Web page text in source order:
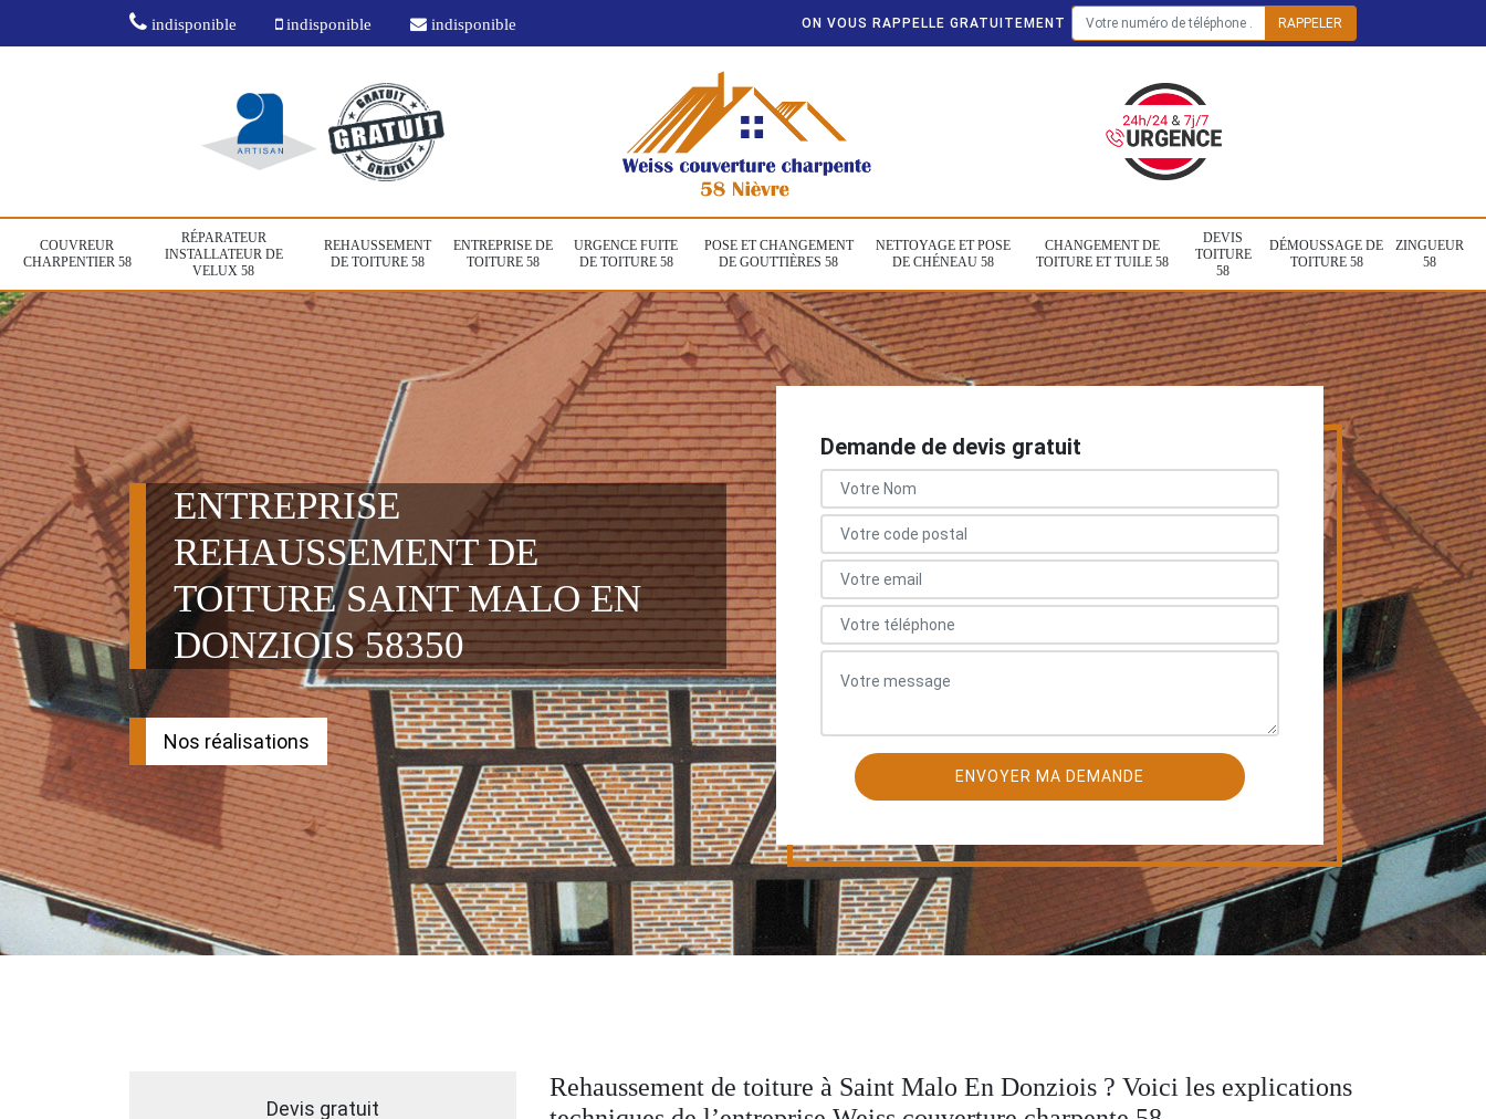
indisponible indisponible indisponible ON VOUS RAPPELLE GRATUITEMENT
COUVREUR
CHARPENTIER 58
RÉPARATEUR
INSTALLATEUR DE
VELUX 58
REHAUSSEMENT
DE TOITURE 58
ENTREPRISE DE
TOITURE 58
URGENCE FUITE
DE TOITURE 58
POSE ET CHANGEMENT
DE GOUTTIÈRES 58
NETTOYAGE ET POSE
DE CHÉNEAU 58
CHANGEMENT DE
TOITURE ET TUILE 58
DEVIS
TOITURE
58
DÉMOUSSAGE DE
TOITURE 58
ZINGUEUR
58
ENTREPRISE
REHAUSSEMENT DE
TOITURE SAINT MALO EN
DONZIOIS 58350
Nos réalisations
Demande de devis gratuit
Devis gratuit
Rehaussement de toiture à Saint Malo En Donziois ? Voici les explications